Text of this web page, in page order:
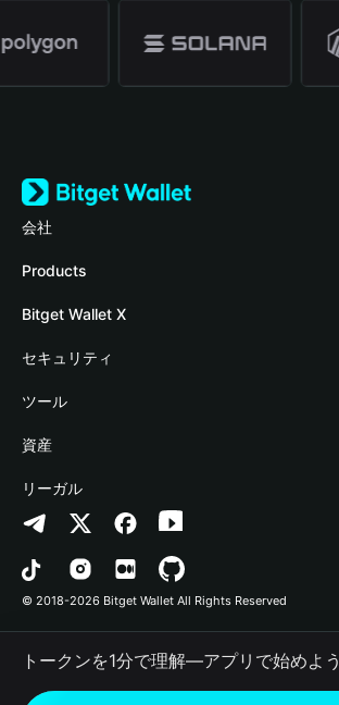
会社
Bitget Walletについて
ブログ
アカデミー
暗号資産ニュース
Help Center
お問い合わせ
ブランドリソース
キャリア
Products
Crypto Card
Stablecoin Earn
Payfi Crypto
Crypto Swap API
Altcoin Season Index
Prediction Markets
DApp
RWA
Bitget Wallet X
デベロッパー
ウォレットを接続
Bitget Wallet Pay
プロジェクトを掲載
セキュリティ
保護基金
セキュリティ技術
ツール
暗号資産を購入
認証検出
コントラクト検出
一括送金
資産
Arbitrum
Avalanche
Bitcoin
Polygon
リーガル
プライバシーポリシー
利用規約
© 2018-2026 Bitget Wallet All Rights Reserved
トークンを1分で理解―アプリで始めよう